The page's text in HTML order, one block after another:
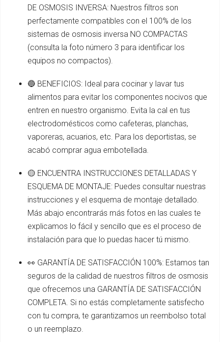
DE OSMOSIS INVERSA: Nuestros filtros son
perfectamente compatibles con el 100% de los
sistemas de osmosis inversa NO COMPACTAS
(consulta la foto número 3 para identificar los
equipos no compactos).
🔵 BENEFICIOS: Ideal para cocinar y lavar tus
alimentos para evitar los componentes nocivos que
entren en nuestro organismo. Evita la cal en tus
electrodomésticos como cafeteras, planchas,
vaporeras, acuarios, etc. Para los deportistas, se
acabó comprar agua embotellada.
🟡 ENCUENTRA INSTRUCCIONES DETALLADAS Y
ESQUEMA DE MONTAJE: Puedes consultar nuestras
instrucciones y el esquema de montaje detallado.
Más abajo encontrarás más fotos en las cuales te
explicamos lo fácil y sencillo que es el proceso de
instalación para que lo puedas hacer tú mismo.
👀 GARANTÍA DE SATISFACCIÓN 100%: Estamos tan
seguros de la calidad de nuestros filtros de osmosis
que ofrecemos una GARANTÍA DE SATISFACCIÓN
COMPLETA. Si no estás completamente satisfecho
con tu compra, te garantizamos un reembolso total
o un reemplazo.